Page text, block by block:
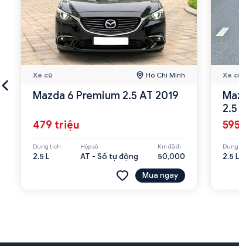
Xe cũ Hồ Chí Minh
Mazda 6 Premium 2.5 AT 2019
479 triệu
Dung tích
2.5 L
Hộp số
AT - Số tự động
Km đã đi
50,000
Mua ngay
Xe
2.5 L